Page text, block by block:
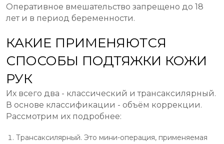
Оперативное вмешательство запрещено до 18
лет и в период беременности.
КАКИЕ ПРИМЕНЯЮТСЯ
СПОСОБЫ ПОДТЯЖКИ КОЖИ
РУК
Их всего два - классический и трансаксилярный.
В основе классификации - объём коррекции.
Рассмотрим их подробнее:
Трансаксилярный. Это мини-операция, применяемая